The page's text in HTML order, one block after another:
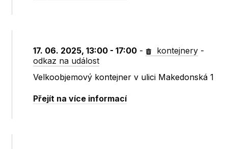
17. 06. 2025, 13:00 - 17:00 - kontejnery -
odkaz na událost
Velkoobjemový kontejner v ulici Makedonská 1
Přejít na více informací